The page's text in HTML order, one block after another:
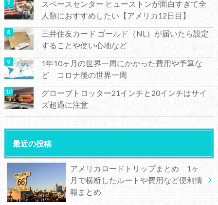
スペースセンター ヒューストンが面白すぎて全
人類におすすめしたい【アメリカ12日目】
三井住友カード ゴールド（NL）が届いたら設定
することや使い心地など
1年10ヶ月の世界一周にかかった費用や予算な
ど コロナ後の世界一周
グローブトロッター21インチと20インチはサイ
ズ超過に注意
最近の投稿
アメリカロードトリップまとめ 1ヶ
月で横断したルートや費用など便利情
報まとめ